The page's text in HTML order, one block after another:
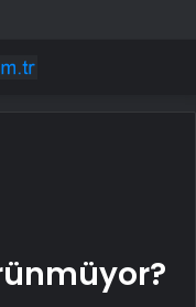
videolu uyarı